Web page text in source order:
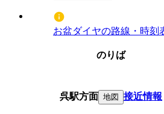
お盆ダイヤの路線・時刻
のりば
呉駅方面 地図 接近情報